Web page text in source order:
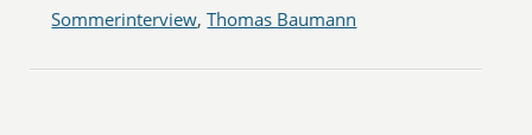
Sommerinterview,Thomas Baumann